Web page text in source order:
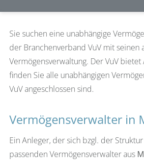
Sie suchen eine unabhängige
der Branchenverband VuV mit
Vermögensverwaltung. Der VuV
finden Sie alle unabhängigen
VuV angeschlossen sind.
Vermögensverwalter in
Ein Anleger, der sich bzgl. der
passenden Vermögensverwalter aus